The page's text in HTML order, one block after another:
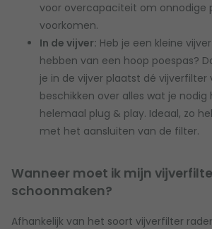
voor overcapaciteit om onnodige
voorkomen.
In de vijver: Heb je een kleine
hebben van een hoop poespas?
je in de vijver plaatst dé vijverfilter
beschikken over alles wat je
helemaal plug & play. Ideaal, zo
met het aansluiten van de filter.
Wanneer moet ik mijn
schoonmaken?
Afhankelijk van het soort vijverfilter